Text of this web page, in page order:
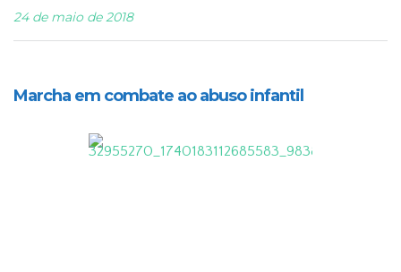
24 de maio de 2018
Marcha em combate ao abuso infantil